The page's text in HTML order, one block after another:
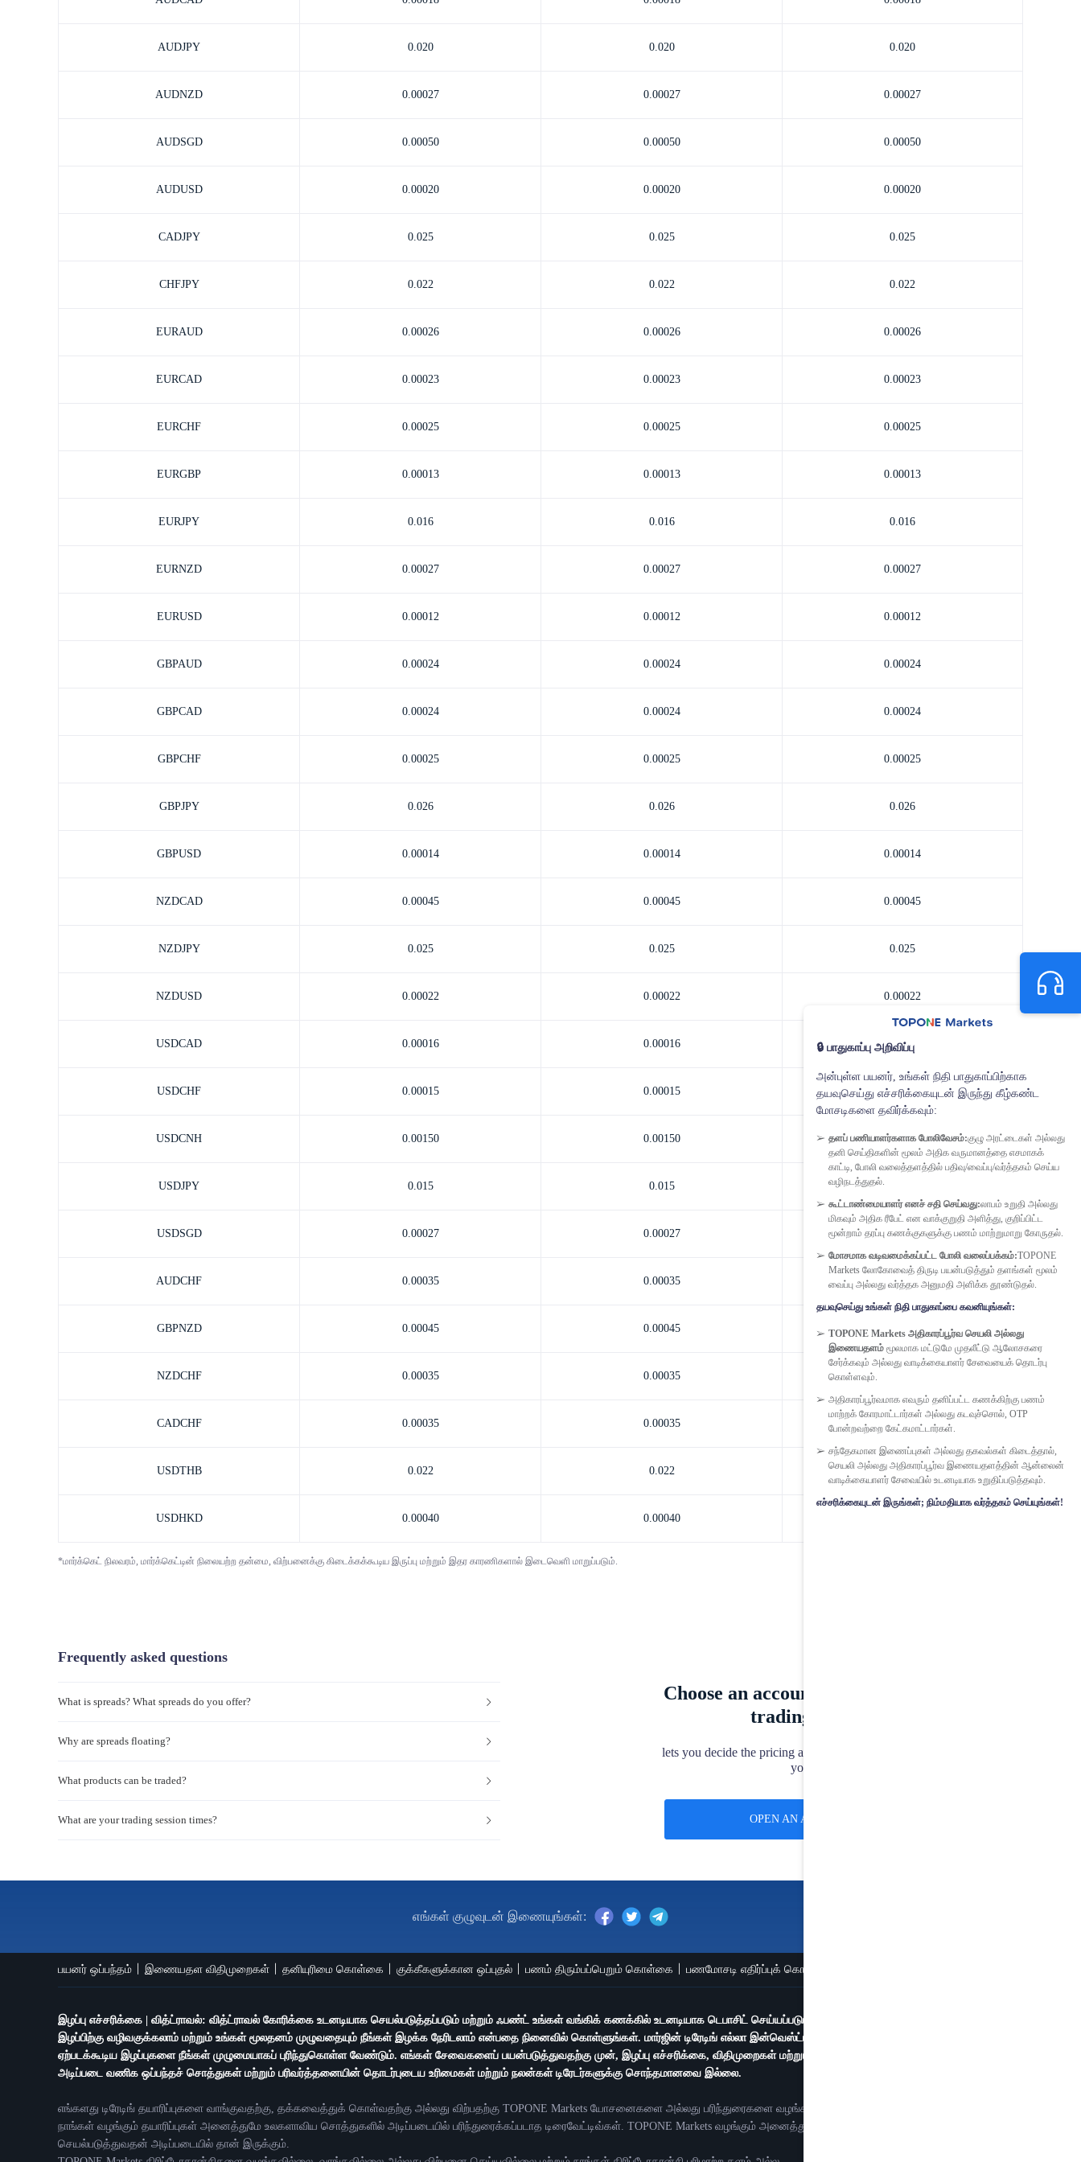
🔒 பாதுகாப்பு அறிவிப்பு
அன்புள்ள பயனர், உங்கள் நிதி பாதுகாப்பிற்காக
தயவுசெய்து எச்சரிக்கையுடன் இருந்து கீழ்கண்ட
மோசடிகளை தவிர்க்கவும்:
தளப் பணியாளர்களாக போலிவேசம்:குழு அரட்டைகள் அல்லது
தனி செய்திகளின் மூலம் அதிக வருமானத்தை எசமாகக்
காட்டி, போலி வலைத்தளத்தில் பதிவு/வைப்பு/வர்த்தகம் செய்ய
வழிநடத்துதல்.
கூட்டாண்மையாளர் எனச் சதி செய்வது:லாபம் உறுதி அல்லது
மிகவும் அதிக ரீபேட் என வாக்குறுதி அளித்து, குறிப்பிட்ட
மூன்றாம் தரப்பு கணக்குகளுக்கு பணம் மாற்றுமாறு கோருதல்.
மோசமாக வடிவமைக்கப்பட்ட போலி வலைப்பக்கம்:TOPONE
Markets லோகோவைத் திருடி பயன்படுத்தும் தளங்கள் மூலம்
வைப்பு அல்லது வர்த்தக அனுமதி அளிக்க தூண்டுதல்.
தயவுசெய்து உங்கள் நிதி பாதுகாப்பை கவனியுங்கள்:
TOPONE Markets அதிகாரப்பூர்வ செயலி அல்லது
இணையதளம் மூலமாக மட்டுமே முதலீட்டு ஆலோசகரை
சேர்க்கவும் அல்லது வாடிக்கையாளர் சேவையைக் தொடர்பு
கொள்ளவும்.
அதிகாரப்பூர்வமாக எவரும் தனிப்பட்ட கணக்கிற்கு பணம்
மாற்றக் கோரமாட்டார்கள் அல்லது கடவுச்சொல், OTP
போன்றவற்றை கேட்கமாட்டார்கள்.
சந்தேகமான இணைப்புகள் அல்லது தகவல்கள் கிடைத்தால்,
செயலி அல்லது அதிகாரப்பூர்வ இணையதளத்தின் ஆன்லைன்
வாடிக்கையாளர் சேவையில் உடனடியாக உறுதிப்படுத்தவும்.
எச்சரிக்கையுடன் இருங்கள்; நிம்மதியாக வர்த்தகம் செய்யுங்கள்!
AUDJPY 0.020 0.020 0.020
AUDNZD 0.00027 0.00027 0.00027
AUDSGD 0.00050 0.00050 0.00050
AUDUSD 0.00020 0.00020 0.00020
CADJPY 0.025 0.025 0.025
CHFJPY 0.022 0.022 0.022
EURAUD 0.00026 0.00026 0.00026
EURCAD 0.00023 0.00023 0.00023
EURCHF 0.00025 0.00025 0.00025
EURGBP 0.00013 0.00013 0.00013
EURJPY 0.016 0.016 0.016
EURNZD 0.00027 0.00027 0.00027
EURUSD 0.00012 0.00012 0.00012
GBPAUD 0.00024 0.00024 0.00024
GBPCAD 0.00024 0.00024 0.00024
GBPCHF 0.00025 0.00025 0.00025
GBPJPY 0.026 0.026 0.026
GBPUSD 0.00014 0.00014 0.00014
NZDCAD 0.00045 0.00045 0.00045
NZDJPY 0.025 0.025 0.025
NZDUSD 0.00022 0.00022 0.00022
USDCAD 0.00016 0.00016 0.00016
USDCHF 0.00015 0.00015 0.00015
USDCNH 0.00150 0.00150 0.00150
USDJPY 0.015 0.015
USDSGD 0.00027 0.00027 0.00027
AUDCHF 0.00035 0.00035 0.00035
GBPNZD 0.00045 0.00045 0.00045
NZDCHF 0.00035 0.00035
CADCHF 0.00035 0.00035 0.00035
USDTHB 0.022 0.022 0.022
USDHKD 0.00040 0.00040
*மார்க்கெட் நிலவரம், மார்க்கெட்டின் நிலையற்ற தன்மை, விற்பனைக்கு கிடைக்கக்கூடிய இருப்பு மற்றும் இதர காரணிகளால் இடைவெளி மாறுப்படும்.
Frequently asked questions
What is spreads? What spreads do you offer?
Why are spreads floating?
What products can be traded?
What are your trading session times?
Choose an account that suits your
trading style
lets you decide the pricing and execution that works for
you.
OPEN AN ACCOUNT
எங்கள் குழுவுடன் இணையுங்கள்:
பயனர் ஒப்பந்தம் இணையதள விதிமுறைகள் தனியுரிமை கொள்கை குக்கீகளுக்கான ஒப்புதல் பணம் திரும்பப்பெறும் கொள்கை பணமோசடி எதிர்ப்புக் கொள்கை
இழப்பு எச்சரிக்கை | வித்ட்ராவல்: வித்ட்ராவல் கோரிக்கை உடனடியாக செயல்படுத்தப்படும் மற்றும் ஃபண்ட் உங்கள் வங்கிக் கணக்கில் உடனடியாக டெபாசிட் செய்யப்படும். பைனான்ஸியல் தயாரிப்புகள் அதிகமான
இழப்பிற்கு வழிவகுக்கலாம் மற்றும் உங்கள் மூலதனம் முழுவதையும் நீங்கள் இழக்க நேரிடலாம் என்பதை நினைவில் கொள்ளுங்கள். மார்ஜின் டிரேடிங் எல்லா இன்வெஸ்ட்டர்களுக்கும் ஏற்றதாக இருக்காது, அதில்
ஏற்படக்கூடிய இழப்புகளை நீங்கள் முழுமையாகப் புரிந்துகொள்ள வேண்டும். எங்கள் சேவைகளைப் பயன்படுத்துவதற்கு முன், இழப்பு எச்சரிக்கை, விதிமுறைகள் மற்றும் நிபந்தனைகளை கவனமாகப் படிக்கவும்.
அடிப்படை வணிக ஒப்பந்தச் சொத்துகள் மற்றும் பரிவர்த்தனையின் தொடர்புடைய உரிமைகள் மற்றும் நலன்கள் டிரேடர்களுக்கு சொந்தமானவை இல்லை.
எங்களது டிரேடிங் தயாரிப்புகளை வாங்குவதற்கு, தக்கவைத்துக் கொள்வதற்கு அல்லது விற்பதற்கு TOPONE Markets யோசனைகளை அல்லது பரிந்துரைகளை வழங்காது.
நாங்கள் வழங்கும் தயாரிப்புகள் அனைத்துமே உலகளாவிய சொத்துகளில் அடிப்படையில் பரிந்துரைக்கப்படாத டிரைவேட்டிவ்கள். TOPONE Markets வழங்கும் அனைத்து சேவைகளும் டிரேடிங் அறிவுறுத்துதல்களை
செயல்படுத்துவதன் அடிப்படையில் தான் இருக்கும்.